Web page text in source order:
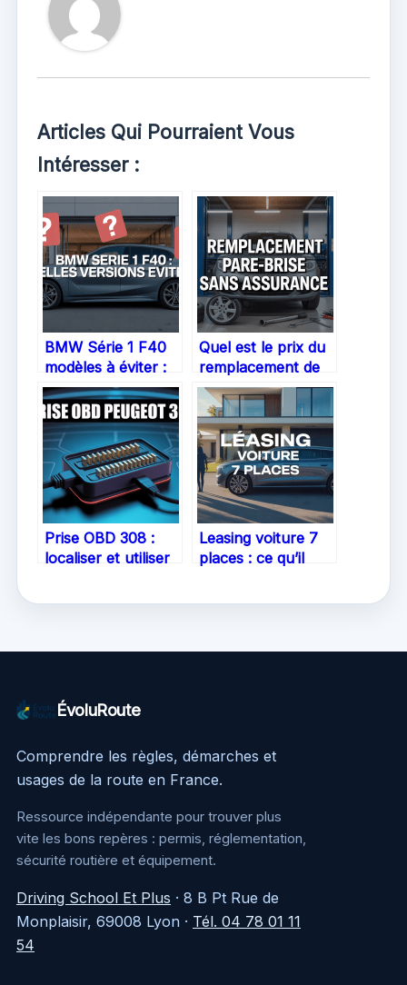
Articles Qui Pourraient Vous
Intéresser :
BMW Série 1 F40
modèles à éviter :
comment faire le
bon choix
Quel est le prix du
remplacement de
pare-brise sans
assurance ?
Prise OBD 308 :
localiser et utiliser
Leasing voiture 7
places : ce qu’il
ÉvoluRoute
Comprendre les règles, démarches et
usages de la route en France.
Ressource indépendante pour trouver plus
vite les bons repères : permis, réglementation,
sécurité routière et équipement.
Driving School Et Plus · 8 B Pt Rue de
Monplaisir, 69008 Lyon · Tél. 04 78 01 11
54